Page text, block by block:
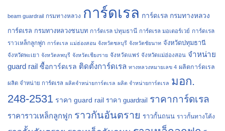
beam guardrail กรมทางหลวง การ์ดเรล การ์ดเรล กรมทางหลวง
การ์ดเรล กรมทางหลวงชนบท การ์ดเรล ปทุมธานี การ์ดเรล มอเตอร์เวย์ การ์ดเรล
ราวเหล็กลูกฟูก การ์ดเรล แม่ฮ่องสอน จังหวัดชลบุรี จังหวัดชัยนาท จังหวัดปทุมธานี
จังหวัดพะเยา จังหวัดลพบุรี จังหวัดเชียงราย จังหวัดแพร่ จังหวัดแม่ฮ่องสอน จำหน่าย
guard rail ซื้อการ์ดเรล ติดตั้งการ์ดเรล ทางหลวงหมายเลข 4 ผลิตการ์ดเรล
ผลิต จำหน่าย การ์ดเรล ผลิตจำหน่ายการ์ดเรล ผลิต จำหน่ายการ์ดเรล มอก.
248-2531 ราคา guard rail ราคา guardrail ราคาการ์ดเรล
ราคาราวเหล็กลูกฟูก ราวกันอันตราย ราวกั้นถนน ราวกั้นทางโค้ง